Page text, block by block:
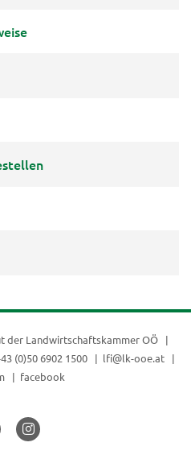
der Landwirtschaftskammer OÖ
(0)50 6902 1500
lfi@lk-ooe.at
facebook